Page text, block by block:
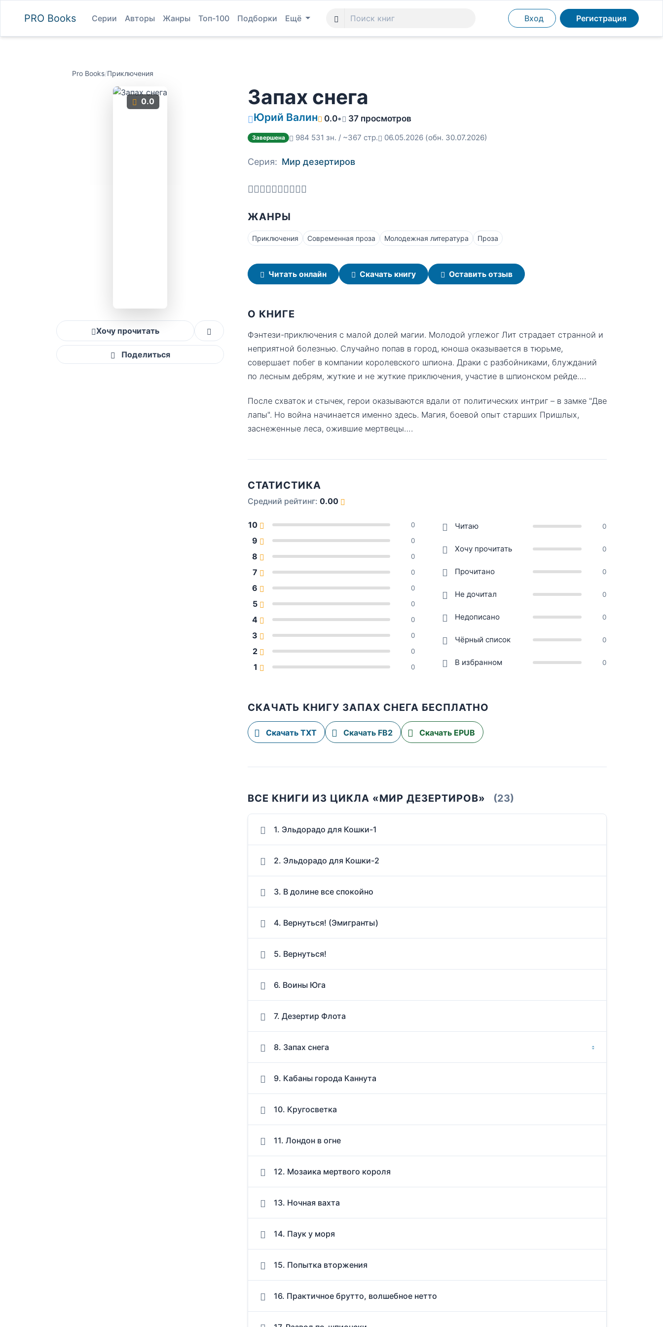
PRO Books Серии Авторы Жанры Топ-100 Подборки Ещё Вход Регистрация
Pro Books/Приключения
0.0
Хочу прочитать
Поделиться
Запах снега
Юрий Валин 0.0• 37 просмотров
Завершена 984 531 зн. / ~367 стр. 06.05.2026 (обн. 30.07.2026)
Серия: Мир дезертиров
ЖАНРЫ
Приключения Современная проза Молодежная литература Проза
Читать онлайн Скачать книгу Оставить отзыв
О КНИГЕ
Фэнтези-приключения с малой долей магии. Молодой углежог Лит страдает странной и
неприятной болезнью. Случайно попав в город, юноша оказывается в тюрьме,
совершает побег в компании королевского шпиона. Драки с разбойниками, блужданий
по лесным дебрям, жуткие и не жуткие приключения, участие в шпионском рейде….
После схваток и стычек, герои оказываются вдали от политических интриг – в замке "Две
лапы". Но война начинается именно здесь. Магия, боевой опыт старших Пришлых,
заснеженные леса, ожившие мертвецы….
СТАТИСТИКА
Средний рейтинг: 0.00
10 0
9 0
8 0
7 0
6 0
5 0
4 0
3 0
2 0
1 0
Читаю 0
Хочу прочитать 0
Прочитано 0
Не дочитал 0
Недописано 0
Чёрный список 0
В избранном 0
СКАЧАТЬ КНИГУ ЗАПАХ СНЕГА БЕСПЛАТНО
Скачать TXT Скачать FB2 Скачать EPUB
ВСЕ КНИГИ ИЗ ЦИКЛА «МИР ДЕЗЕРТИРОВ» (23)
1. Эльдорадо для Кошки-1
2. Эльдорадо для Кошки-2
3. В долине все спокойно
4. Вернуться! (Эмигранты)
5. Вернуться!
6. Воины Юга
7. Дезертир Флота
8. Запах снега
9. Кабаны города Каннута
10. Кругосветка
11. Лондон в огне
12. Мозаика мертвого короля
13. Ночная вахта
14. Паук у моря
15. Попытка вторжения
16. Практичное брутто, волшебное нетто